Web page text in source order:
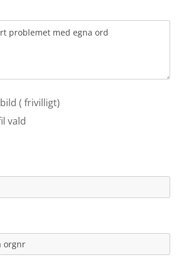
( frivilligt)
vald